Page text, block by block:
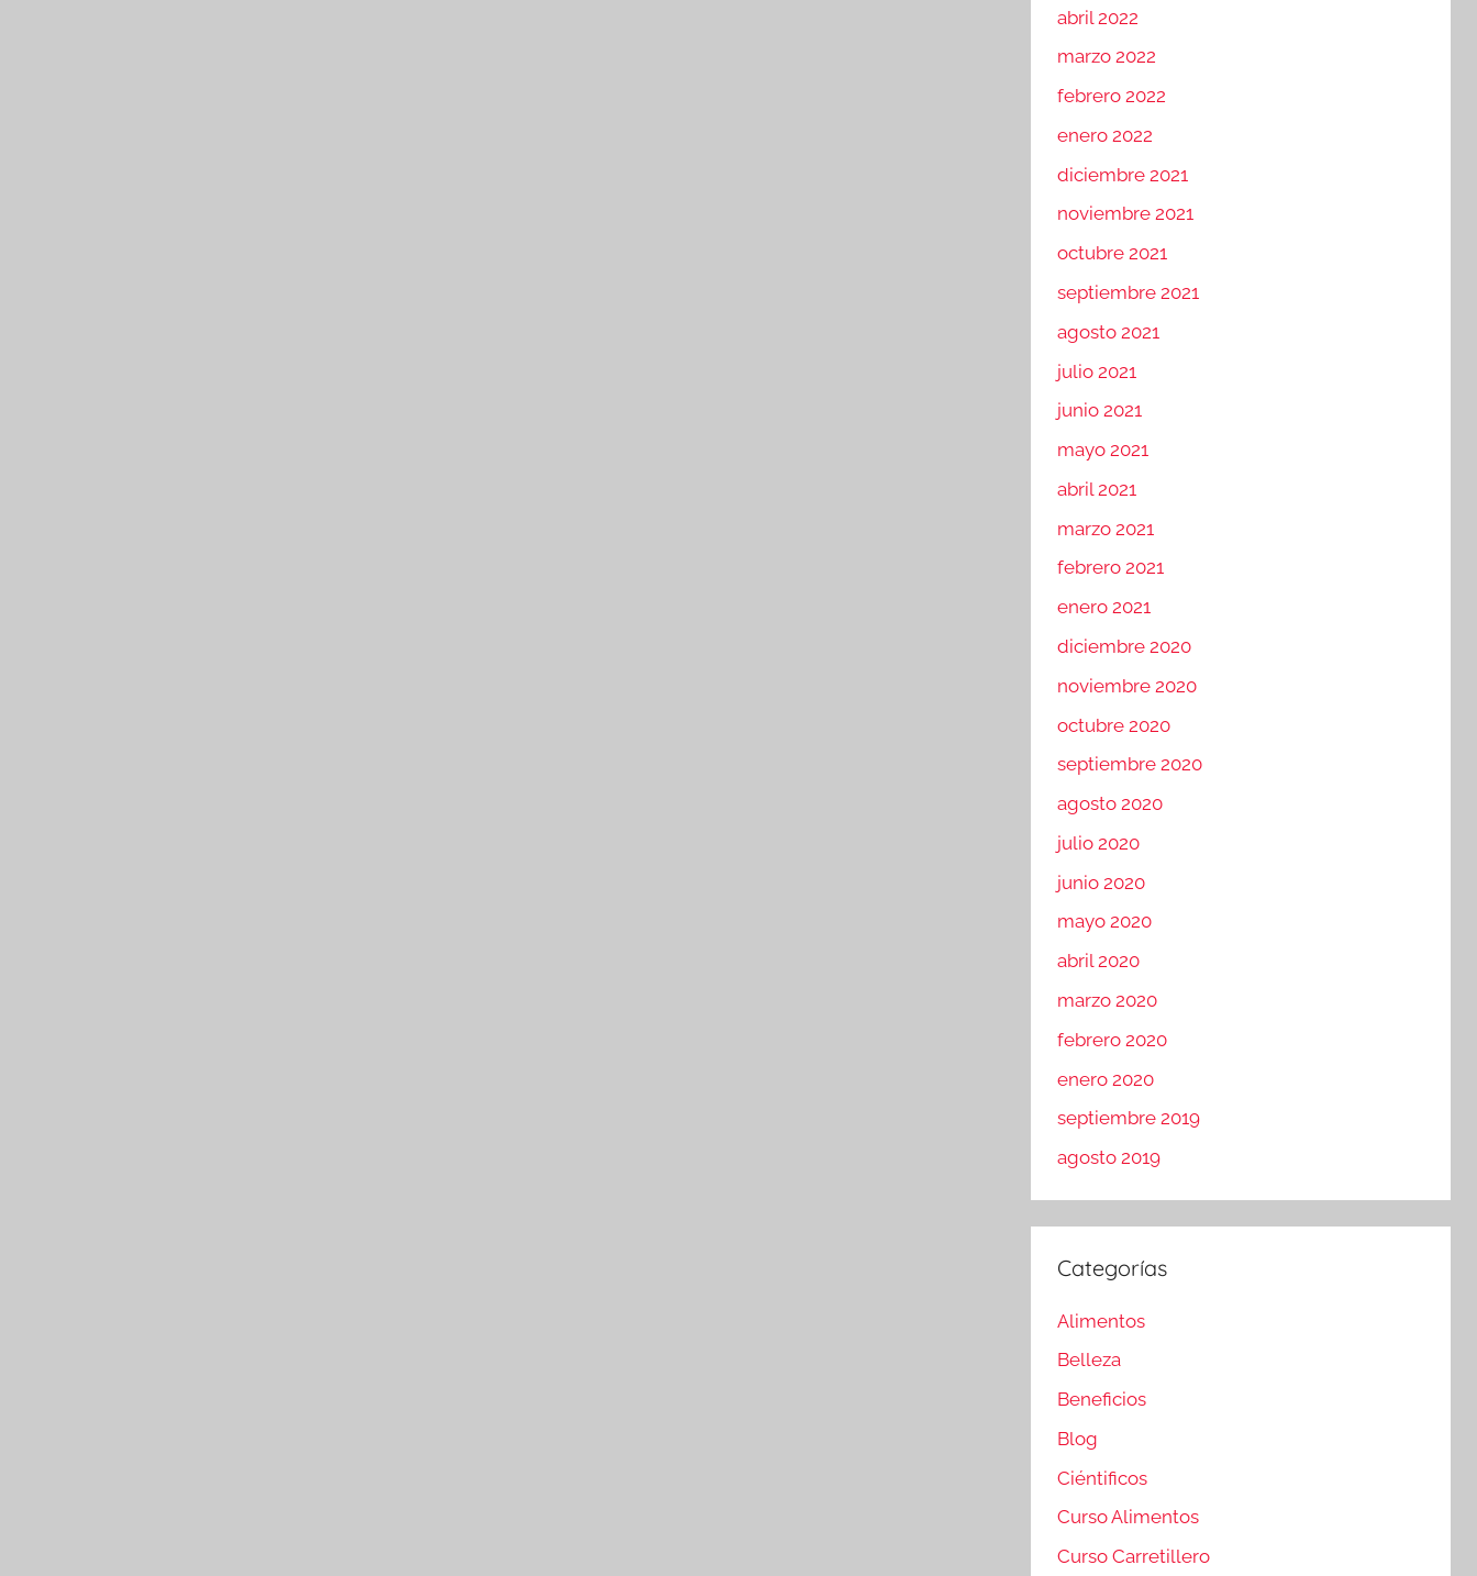
abril 2022
marzo 2022
febrero 2022
enero 2022
diciembre 2021
noviembre 2021
octubre 2021
septiembre 2021
agosto 2021
julio 2021
junio 2021
mayo 2021
abril 2021
marzo 2021
febrero 2021
enero 2021
diciembre 2020
noviembre 2020
octubre 2020
septiembre 2020
agosto 2020
julio 2020
junio 2020
mayo 2020
abril 2020
marzo 2020
febrero 2020
enero 2020
septiembre 2019
agosto 2019
Categorías
Alimentos
Belleza
Beneficios
Blog
Ciéntificos
Curso Alimentos
Curso Carretillero